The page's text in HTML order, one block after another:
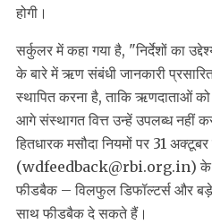
होगी।
सर्कुलर में कहा गया है, "निर्देशों का
के बारे में ऋण संबंधी जानकारी
स्थापित करना है, ताकि ऋणदाताओं
आगे संस्थागत वित्त उन्हें उपलब्ध नहीं
हितधारक मसौदा नियमों पर 31
(wdfeedback@rbi.org.in) के
फीडबैक – विलफुल डिफॉल्टर्स और बड़े
साथ फीडबैक दे सकते हैं।